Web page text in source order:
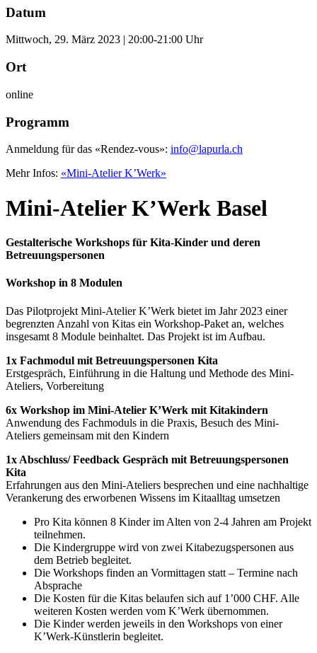
Datum
Mittwoch, 29. März 2023 | 20:00-21:00 Uhr
Ort
online
Programm
Anmeldung für das «Rendez-vous»: info@lapurla.ch
Mehr Infos: «Mini-Atelier K’Werk»
Mini-Atelier K’Werk Basel
Gestalterische Workshops für Kita-Kinder und deren
Betreuungspersonen
Workshop in 8 Modulen
Das Pilotprojekt Mini-Atelier K’Werk bietet im Jahr 2023 einer
begrenzten Anzahl von Kitas ein Workshop-Paket an, welches
insgesamt 8 Module beinhaltet. Das Projekt ist im Aufbau.
1x Fachmodul mit Betreuungspersonen Kita
Erstgespräch, Einführung in die Haltung und Methode des Mini-
Ateliers, Vorbereitung
6x Workshop im Mini-Atelier K’Werk mit Kitakindern
Anwendung des Fachmoduls in die Praxis, Besuch des Mini-
Ateliers gemeinsam mit den Kindern
1x Abschluss/ Feedback Gespräch mit Betreuungspersonen
Kita
Erfahrungen aus den Mini-Ateliers besprechen und eine nachhaltige
Verankerung des erworbenen Wissens im Kitaalltag umsetzen
Pro Kita können 8 Kinder im Alten von 2-4 Jahren am Projekt
teilnehmen.
Die Kindergruppe wird von zwei Kitabezugspersonen aus
dem Betrieb begleitet.
Die Workshops finden an Vormittagen statt – Termine nach
Absprache
Die Kosten für die Kitas belaufen sich auf 1’000 CHF. Alle
weiteren Kosten werden vom K’Werk übernommen.
Die Kinder werden jeweils in den Workshops von einer
K’Werk-Künstlerin begleitet.